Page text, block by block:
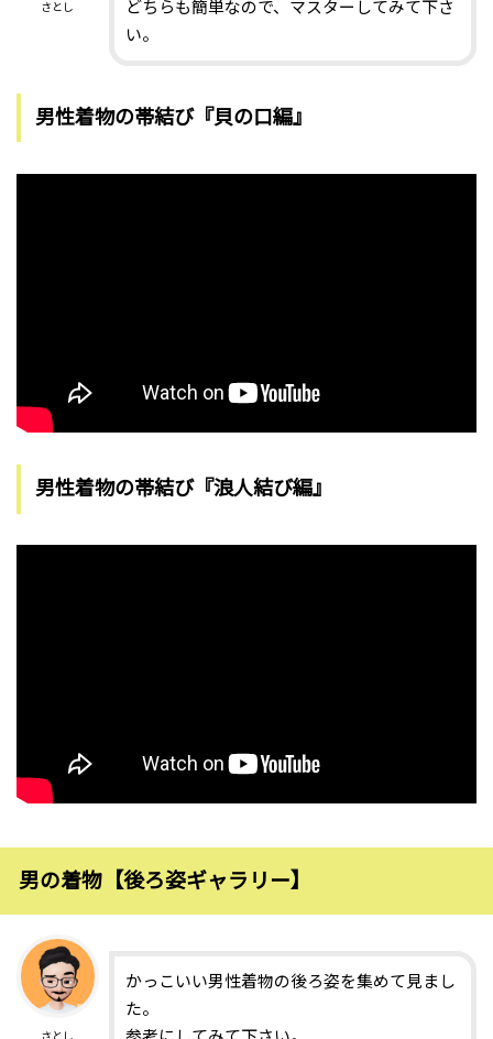
さとし
どちらも簡単なので、マスターしてみて下さ
い。
男性着物の帯結び『貝の口編』
男性着物の帯結び『浪人結び編』
男の着物【後ろ姿ギャラリー】
さとし
かっこいい男性着物の後ろ姿を集めて見まし
た。